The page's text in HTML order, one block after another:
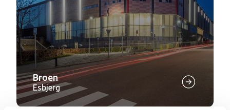
Broen
Esbjerg